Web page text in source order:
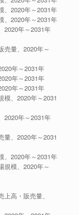
2020年～2031年
2020年～2031年
年～2031年
量、2020年～
年～2031年
年～2031年
年～2031年
、2020年～2031
年～2031年
、2020年～2031
2020年～2031年
模、2020年～
高・販売量、